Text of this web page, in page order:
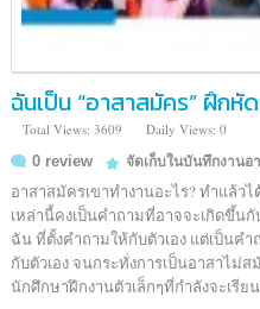
ฉันเป็น “อาสาสมัคร” ฝึกหัด
Total Views: 3609
Daily Views: 0
0 review
จัดเก็บในบันทึกงานอ
อาสาสมัครเขาทำงานอะไร? ทำแล้ว
เหล่านี้คงเป็นคำถามที่อาจจะเกิดขึ้น
ฉัน ที่ตั้งคำถามให้กับตัวเอง แต่เป็นค
กับตัวเอง จนกระทั่งการเป็นอาสาไม่
นักศึกษาฝึกงานตัวเล็กๆที่กำลังจะเรีย